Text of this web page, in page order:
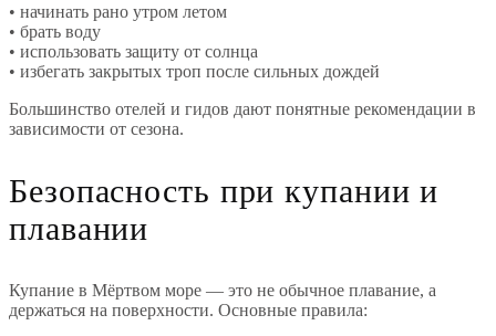
• начинать рано утром летом
• брать воду
• использовать защиту от солнца
• избегать закрытых троп после сильных дождей
Большинство отелей и гидов дают понятные рекомендации в
зависимости от сезона.
Безопасность при купании и
плавании
Купание в Мёртвом море — это не обычное плавание, а
держаться на поверхности. Основные правила: